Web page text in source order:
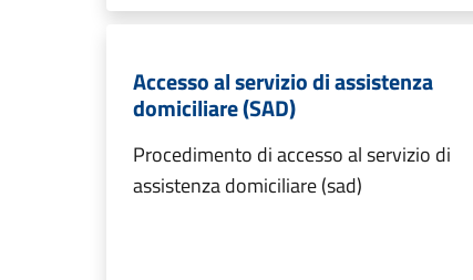
Accesso al servizio di assistenza
domiciliare (SAD)
Procedimento di accesso al servizio di
assistenza domiciliare (sad)